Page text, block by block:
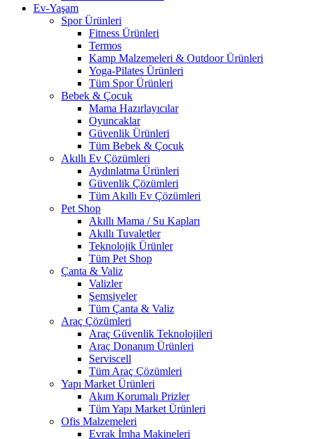
Ev-Yaşam
Spor Ürünleri
Fitness Ürünleri
Termos
Kamp Malzemeleri & Outdoor Ürünleri
Yoga-Pilates Ürünleri
Tüm Spor Ürünleri
Bebek & Çocuk
Mama Hazırlayıcılar
Oyuncaklar
Güvenlik Ürünleri
Tüm Bebek & Çocuk
Akıllı Ev Çözümleri
Aydınlatma Ürünleri
Güvenlik Çözümleri
Tüm Akıllı Ev Çözümleri
Pet Shop
Akıllı Mama / Su Kapları
Akıllı Tuvaletler
Teknolojik Ürünler
Tüm Pet Shop
Çanta & Valiz
Valizler
Şemsiyeler
Tüm Çanta & Valiz
Araç Çözümleri
Araç Güvenlik Teknolojileri
Araç Donanım Ürünleri
Serviscell
Tüm Araç Çözümleri
Yapı Market Ürünleri
Akım Korumalı Prizler
Tüm Yapı Market Ürünleri
Ofis Malzemeleri
Evrak İmha Makineleri